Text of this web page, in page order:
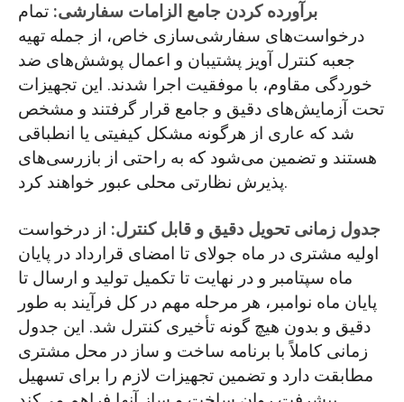
برآورده کردن جامع الزامات سفارشی: تمام
درخواست‌های سفارشی‌سازی خاص، از جمله تهیه
جعبه کنترل آویز پشتیبان و اعمال پوشش‌های ضد
خوردگی مقاوم، با موفقیت اجرا شدند. این تجهیزات
تحت آزمایش‌های دقیق و جامع قرار گرفتند و مشخص
شد که عاری از هرگونه مشکل کیفیتی یا انطباقی
هستند و تضمین می‌شود که به راحتی از بازرسی‌های
پذیرش نظارتی محلی عبور خواهند کرد.
جدول زمانی تحویل دقیق و قابل کنترل: از درخواست
اولیه مشتری در ماه جولای تا امضای قرارداد در پایان
ماه سپتامبر و در نهایت تا تکمیل تولید و ارسال تا
پایان ماه نوامبر، هر مرحله مهم در کل فرآیند به طور
دقیق و بدون هیچ گونه تأخیری کنترل شد. این جدول
زمانی کاملاً با برنامه ساخت و ساز در محل مشتری
مطابقت دارد و تضمین تجهیزات لازم را برای تسهیل